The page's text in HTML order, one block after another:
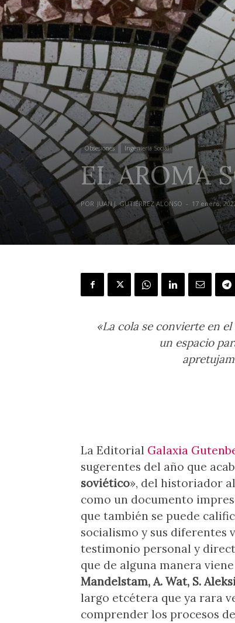
Obsesiones Ingeniería Social
EL AROMA
POR JUAN J. GUTIÉRREZ ALONSO - 17 enero,
«La cola se convierte en
un espacio
La Editorial Galaxia
sugerentes del año que
soviético», del historiador
como un documento
que también se puede
socialismo y sus diferentes
testimonio personal y
que de alguna manera
Mandelstam, A. Wat, S.
largo etcétera que ya rara
comprender los procesos